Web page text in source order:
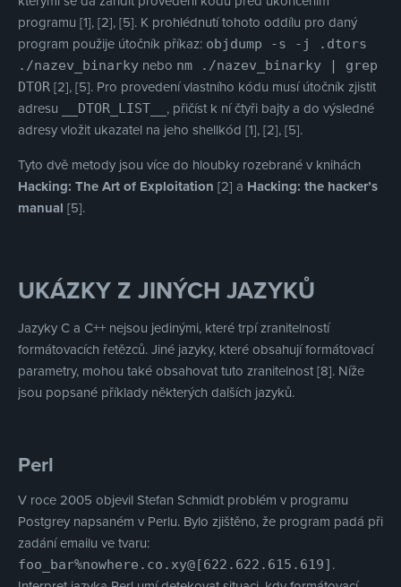
programu [1], [2], [5]. K prohlédnutí tohoto oddílu pro daný
program použije útočník příkaz: objdump -s -j .dtors
./nazev_binarky nebo nm ./nazev_binarky | grep
DTOR [2], [5]. Pro provedení vlastního kódu musí útočník zjistit
adresu
__DTOR_LIST__ , přičíst k ní čtyři bajty a do výsledné
adresy vložit ukazatel na jeho shellkód [1], [2], [5].
Tyto dvě metody jsou více do hloubky rozebrané v knihách
Hacking: The Art of Exploitation [2] a Hacking: the hacker’s
manual [5].
UKÁZKY Z JINÝCH JAZYKŮ
Jazyky C a C++ nejsou jedinými, které trpí zranitelností
formátovacích řetězců. Jiné jazyky, které obsahují formátovací
parametry, mohou také obsahovat tuto zranitelnost [8]. Níže
jsou popsané příklady některých dalších jazyků.
Perl
V roce 2005 objevil Stefan Schmidt problém v programu
Postgrey napsaném v Perlu. Bylo zjištěno, že program padá při
zadání emailu ve tvaru:
foo_bar%nowhere.co.xy@[622.622.615.619] .